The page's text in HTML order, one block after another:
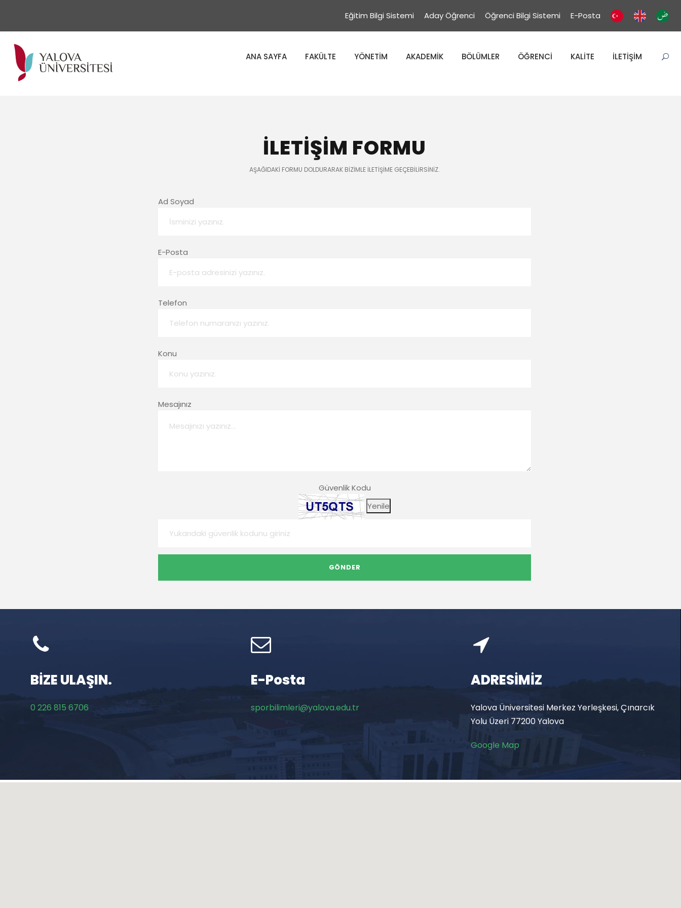
Eğitim Bilgi Sistemi Aday Öğrenci Öğrenci Bilgi Sistemi E-Posta
ANA SAYFA FAKÜLTE YÖNETİM AKADEMİK BÖLÜMLER ÖĞRENCİ KALİTE İLETİŞİM
İLETİŞİM FORMU
AŞAĞIDAKI FORMU DOLDURARAK BIZIMLE ILETIŞIME GEÇEBILIRSINIZ.
Ad Soyad
E-Posta
Telefon
Konu
Mesajınız
Güvenlik Kodu
Yenile
BİZE ULAŞIN.
0 226 815 6706
E-Posta
sporbilimleri@yalova.edu.tr
ADRESİMİZ
Yalova Üniversitesi Merkez Yerleşkesi, Çınarcık
Yolu Üzeri 77200 Yalova
Google Map